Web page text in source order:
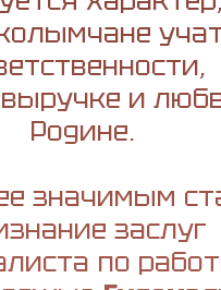
и
Родине.
значимым
заслуг
по